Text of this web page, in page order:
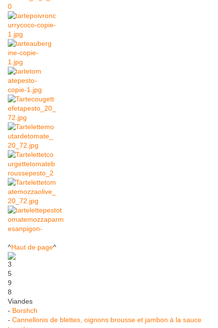
^Haut de page^
Viandes
- Borshch
- Cannellonis de blettes, oignons brousse et jambon à la sauce